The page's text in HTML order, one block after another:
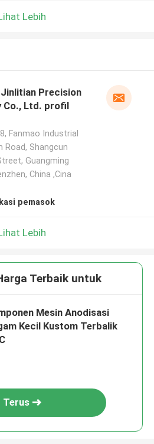
Lebih
Jinlitian Precision
Co., Ltd. profil
Fanmao Industrial
Road, Shangcun
Guangming
China ,Cina
pemasok
Lebih
Terbaik untuk
Mesin Anodisasi
Kecil Kustom Terbalik
Terus